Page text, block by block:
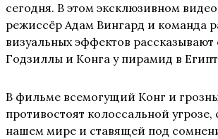
сегодня. В этом эксклюзивном
режиссёр Адам Вингард и команда
визуальных эффектов рассказывают
Годзиллы и Конга у пирамид в
В фильме всемогущий Конг и
противостоят колоссальной угрозе,
нашем мире и ставящей под